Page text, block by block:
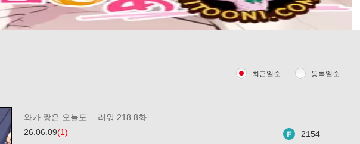
최근일순 등록일순
와카 짱은 오늘도 …러워 218.8화
26.06.09(1) 2154